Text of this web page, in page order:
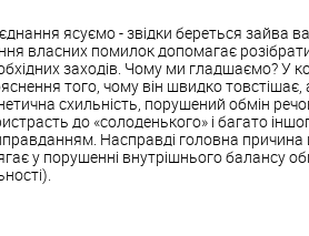
ясуємо - звідки береться зайва
власних помилок допомагає
заходів. Чому ми гладшаємо? У
того, чому він швидко товстішає,
схильність, порушений обмін
до «солоденького» і багато
Насправді головна
у порушенні внутрішнього балансу